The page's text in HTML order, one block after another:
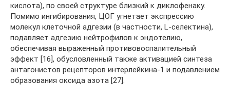
кислота), по своей структуре близкий к диклофенаку.
Помимо ингибирования, ЦОГ угнетает экспрессию
молекул клеточной адгезии (в частности, L-селектина),
подавляет адгезию нейтрофилов к эндотелию,
обеспечивая выраженный противовоспалительный
эффект [16], обусловленный также активацией синтеза
антагонистов рецепторов интерлейкина-1 и подавлением
образования оксида азота [27].